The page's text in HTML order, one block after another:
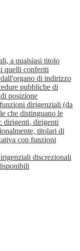
a qualsiasi titolo
quelli conferiti
di indirizzo
pubbliche di
posizione
dirigenziali (da
che distinguano le
dirigenti, dirigenti
titolari di
con funzioni
discrezionali